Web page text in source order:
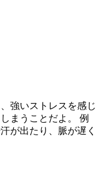
強いストレスを感じ
まうことだよ。 例
が出たり、脈が遅く